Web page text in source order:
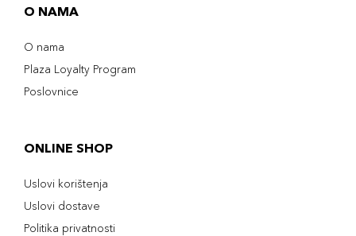
O NAMA
O nama
Plaza Loyalty Program
Poslovnice
ONLINE SHOP
Uslovi korištenja
Uslovi dostave
Politika privatnosti